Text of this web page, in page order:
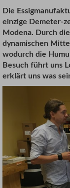
Die
einzige Demeter-
Modena. Durch
dynamischen
wodurch die
Besuch führt uns
erklärt uns was